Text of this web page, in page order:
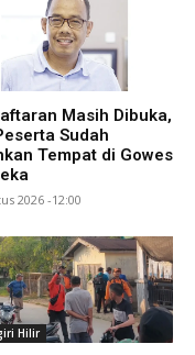
Masih Dibuka,
Sudah
Tempat di Gowes
2026 -12:00
Hilir